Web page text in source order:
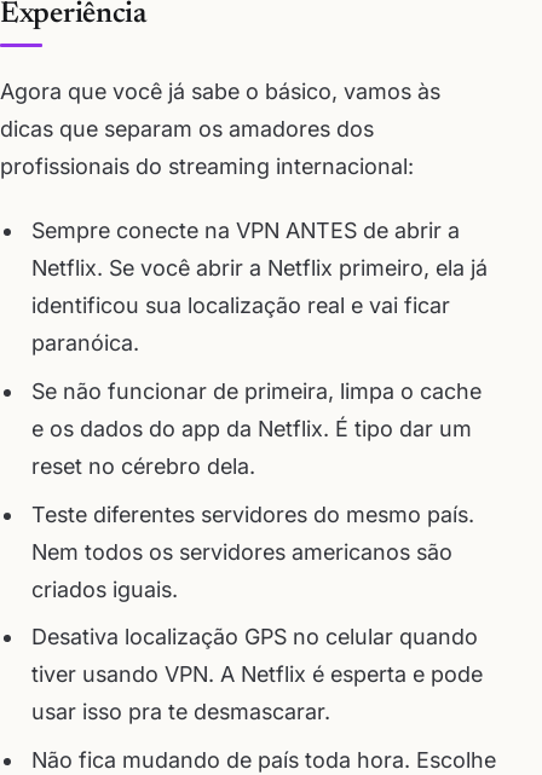
Experiência
Agora que você já sabe o básico, vamos às
dicas que separam os amadores dos
profissionais do streaming internacional:
Sempre conecte na VPN ANTES de abrir a
Netflix. Se você abrir a Netflix primeiro, ela já
identificou sua localização real e vai ficar
paranóica.
Se não funcionar de primeira, limpa o cache
e os dados do app da Netflix. É tipo dar um
reset no cérebro dela.
Teste diferentes servidores do mesmo país.
Nem todos os servidores americanos são
criados iguais.
Desativa localização GPS no celular quando
tiver usando VPN. A Netflix é esperta e pode
usar isso pra te desmascarar.
Não fica mudando de país toda hora. Escolhe